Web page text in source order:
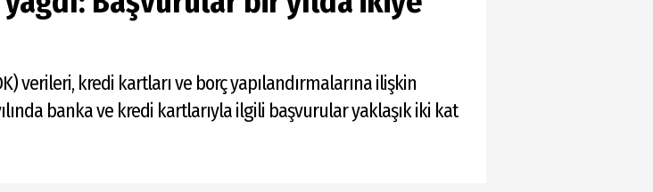
verileri, kredi kartları ve borç yapılandırmalarına ilişkin
banka ve kredi kartlarıyla ilgili başvurular yaklaşık iki kat